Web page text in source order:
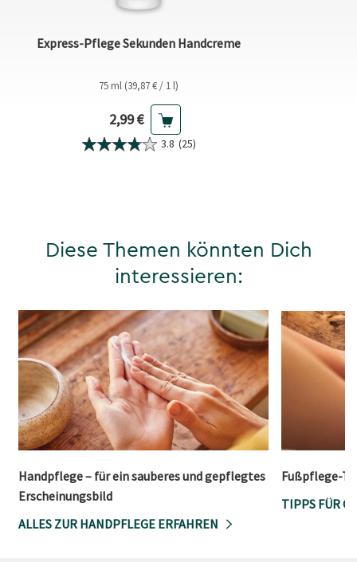
Express-Pflege Sekunden Handcreme
75 ml (39,87 € / 1 l)
Aktueller Preis
2,99 €
3.8 (25)
Diese Themen könnten Dich
interessieren:
Handpflege – für ein sauberes und gepflegtes
Erscheinungsbild
ALLES ZUR HANDPFLEGE ERFAHREN
Fußpflege-
TIPPS FÜR